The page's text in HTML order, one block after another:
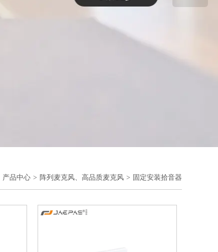
产品中心 > 阵列麦克风、高品质麦克风 > 固定安装拾音器